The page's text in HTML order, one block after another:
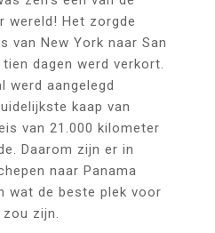
Het zorgde
van New York naar San
dagen werd verkort.
werd aangelegd
kaap van
van 21.000 kilometer
Daarom zijn er in
naar Panama
wat de beste plek voor
zou zijn.